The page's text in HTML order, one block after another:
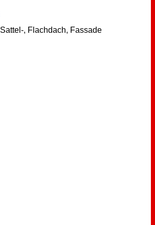
Sattel-, Flachdach, Fassade